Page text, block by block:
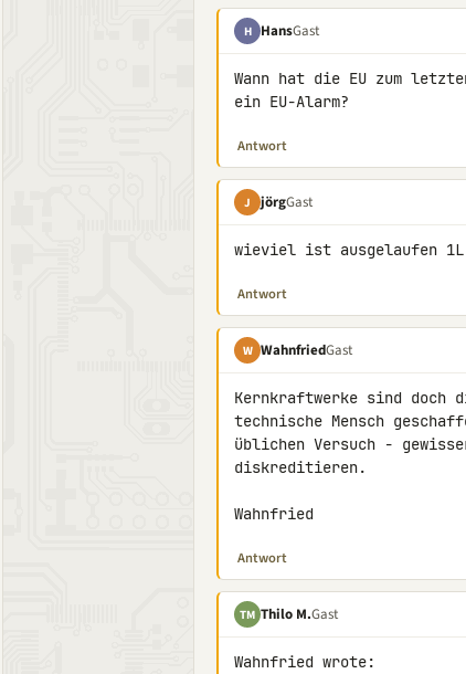
H HansGast
Wann hat die EU zum
ein EU-Alarm?
Antwort
J jörgGast
wieviel ist ausgelaufen 1L
Antwort
W WahnfriedGast
Kernkraftwerke sind
technische Mensch
üblichen Versuch -
diskreditieren.
Wahnfried
Antwort
TM Thilo M.Gast